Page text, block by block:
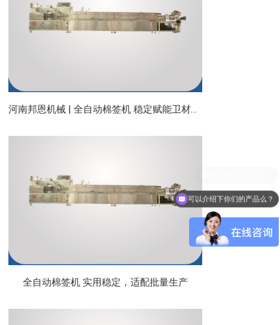
河南邦恩机械 | 全自动棉签机 稳定赋能卫材规模化生产
全自动棉签机 实用稳定，适配批量生产
可以介绍下你们的产品么？